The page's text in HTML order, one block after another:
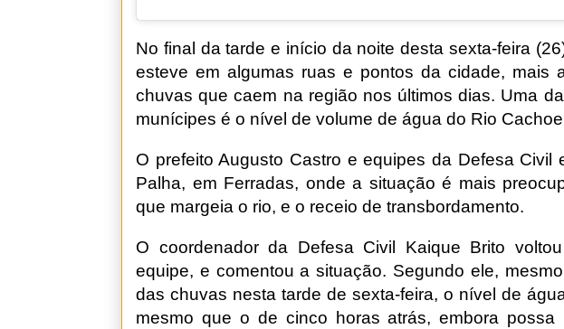
No final da tarde e início da noite desta sexta-feira
esteve em algumas ruas e pontos da cidade, mais
chuvas que caem na região nos últimos dias. Uma
munícipes é o nível de volume de água do Rio
O prefeito Augusto Castro e equipes da Defesa Civil
Palha, em Ferradas, onde a situação é mais
que margeia o rio, e o receio de transbordamento.
O coordenador da Defesa Civil Kaique Brito
equipe, e comentou a situação. Segundo ele,
das chuvas nesta tarde de sexta-feira, o nível de
mesmo que o de cinco horas atrás, embora possa